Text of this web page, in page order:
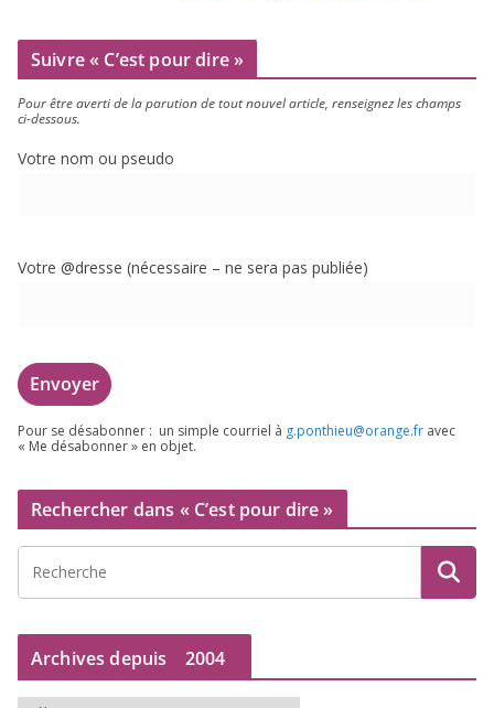
Suivre « C’est pour dire »
Pour être aver­ti de la paru­tion de tout nou­vel article, ren­sei­gnez les champs
ci-dessous.
Votre nom ou pseudo
Votre @dresse (néces­saire – ne sera pas publiée)
Pour se désa­bon­ner : un simple cour­riel à g.​ponthieu@​orange.​fr avec
« Me désa­bon­ner » en objet.
Rechercher dans « C’est pour dire »
Archives depuis 2004